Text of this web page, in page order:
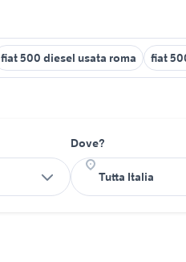
fiat 500 diesel usata roma fiat
Dove?